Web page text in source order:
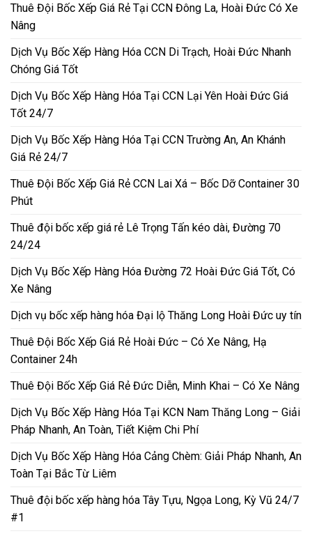
Thuê Đội Bốc Xếp Giá Rẻ Tại CCN Đông La, Hoài Đức Có Xe
Nâng
Dịch Vụ Bốc Xếp Hàng Hóa CCN Di Trạch, Hoài Đức Nhanh
Chóng Giá Tốt
Dịch Vụ Bốc Xếp Hàng Hóa Tại CCN Lại Yên Hoài Đức Giá
Tốt 24/7
Dịch Vụ Bốc Xếp Hàng Hóa Tại CCN Trường An, An Khánh
Giá Rẻ 24/7
Thuê Đội Bốc Xếp Giá Rẻ CCN Lai Xá – Bốc Dỡ Container 30
Phút
Thuê đội bốc xếp giá rẻ Lê Trọng Tấn kéo dài, Đường 70
24/24
Dịch Vụ Bốc Xếp Hàng Hóa Đường 72 Hoài Đức Giá Tốt, Có
Xe Nâng
Dịch vụ bốc xếp hàng hóa Đại lộ Thăng Long Hoài Đức uy tín
Thuê Đội Bốc Xếp Giá Rẻ Hoài Đức – Có Xe Nâng, Hạ
Container 24h
Thuê Đội Bốc Xếp Giá Rẻ Đức Diễn, Minh Khai – Có Xe Nâng
Dịch Vụ Bốc Xếp Hàng Hóa Tại KCN Nam Thăng Long – Giải
Pháp Nhanh, An Toàn, Tiết Kiệm Chi Phí
Dịch Vụ Bốc Xếp Hàng Hóa Cảng Chèm: Giải Pháp Nhanh, An
Toàn Tại Bắc Từ Liêm
Thuê đội bốc xếp hàng hóa Tây Tựu, Ngọa Long, Kỳ Vũ 24/7
#1